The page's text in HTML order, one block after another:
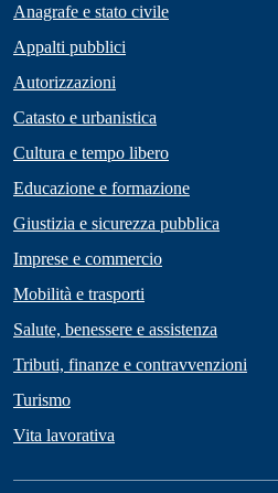
Anagrafe e stato civile
Appalti pubblici
Autorizzazioni
Catasto e urbanistica
Cultura e tempo libero
Educazione e formazione
Giustizia e sicurezza pubblica
Imprese e commercio
Mobilità e trasporti
Salute, benessere e assistenza
Tributi, finanze e contravvenzioni
Turismo
Vita lavorativa